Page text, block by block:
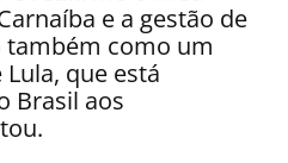
e a gestão de
também como um
que está
Brasil aos